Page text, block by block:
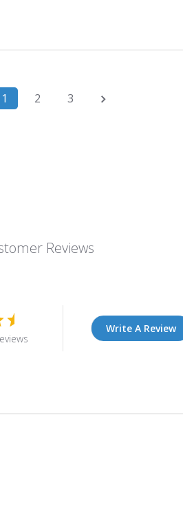
1 2 3
Reviews
Write A Review